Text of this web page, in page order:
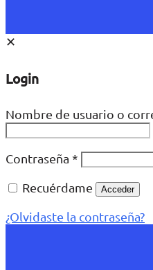
✕
Login
Nombre de usuario o
Contraseña *
Recuérdame
Acceder
¿Olvidaste la contraseña?